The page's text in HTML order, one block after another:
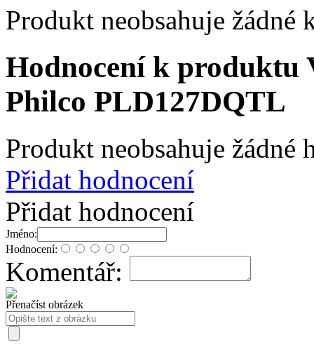
Produkt neobsahuje žádné
Hodnocení k produktu
Philco PLD127DQTL
Produkt neobsahuje žádné
Přidat hodnocení
Přidat hodnocení
Jméno:
Hodnocení:
Komentář:
Přenačíst obrázek